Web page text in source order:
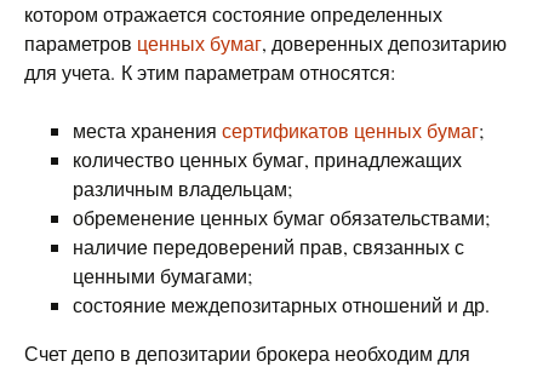
котором отражается состояние определенных
параметров ценных бумаг, доверенных депозитарию
для учета. К этим параметрам относятся:
места хранения сертификатов ценных бумаг;
количество ценных бумаг, принадлежащих
различным владельцам;
обременение ценных бумаг обязательствами;
наличие передоверений прав, связанных с
ценными бумагами;
состояние междепозитарных отношений и др.
Счет депо в депозитарии брокера необходим для